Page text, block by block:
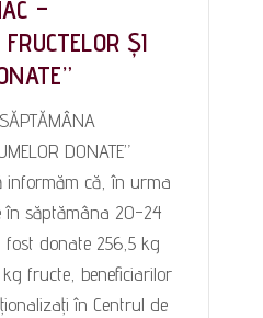
–
ȘI
DONATE”
informăm că, în urma
în săptămâna 20-24
fost donate 256,5 kg
fructe, beneficiarilor
în Centrul de